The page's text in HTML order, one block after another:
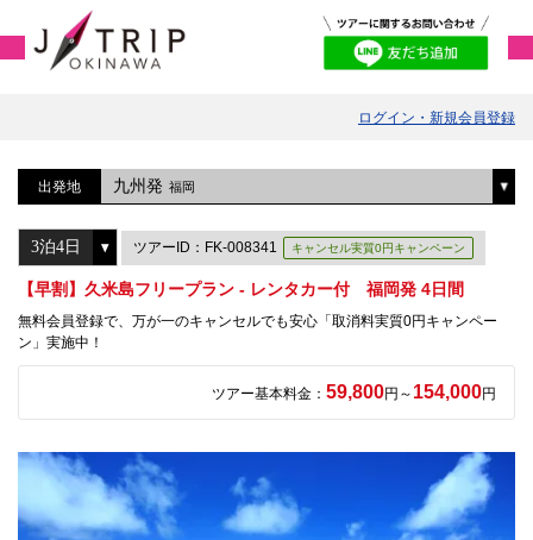
ログイン・新規会員登録
出発地 九州発 福岡
ツアーID：FK-008341 キャンセル実質0円キャンペーン
【早割】久米島フリープラン - レンタカー付 福岡発 4日間
無料会員登録で、万が一のキャンセルでも安心「取消料実質0円キャンペー
ン」実施中！
ツアー基本料金： 59,800円～ 154,000円